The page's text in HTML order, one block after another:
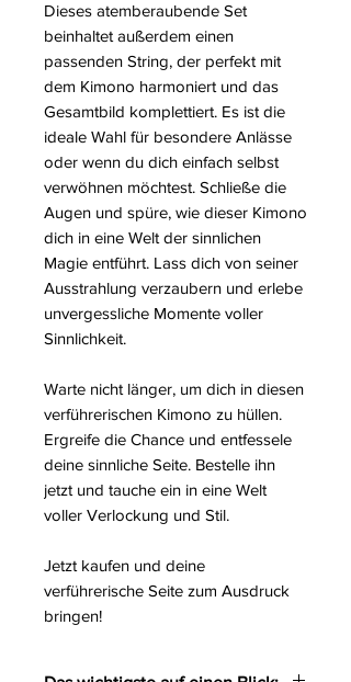
Dieses atemberaubende Set
beinhaltet außerdem einen
passenden String, der perfekt mit
dem Kimono harmoniert und das
Gesamtbild komplettiert. Es ist die
ideale Wahl für besondere Anlässe
oder wenn du dich einfach selbst
verwöhnen möchtest. Schließe die
Augen und spüre, wie dieser Kimono
dich in eine Welt der sinnlichen
Magie entführt. Lass dich von seiner
Ausstrahlung verzaubern und erlebe
unvergessliche Momente voller
Sinnlichkeit.
Warte nicht länger, um dich in diesen
verführerischen Kimono zu hüllen.
Ergreife die Chance und entfessele
deine sinnliche Seite. Bestelle ihn
jetzt und tauche ein in eine Welt
voller Verlockung und Stil.
Jetzt kaufen und deine
verführerische Seite zum Ausdruck
bringen!